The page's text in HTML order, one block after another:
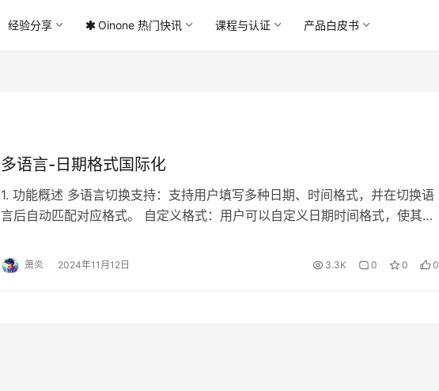
经验分享 Oinone 热门快讯 课程与认证 产品白皮书
多语言-日期格式国际化
1. 功能概述 多语言切换支持：支持用户填写多种日期、时间格式，并在切换语
言后自动匹配对应格式。 自定义格式：用户可以自定义日期时间格式，使其不
置：支持用户选择数字分组规则，实现千分位或分位的展示效果。 2. 详细配置
说明 2.1. 多语言切换 – 创建语言 步骤： 进入“创建语言”页面： 依次选择资源
萧炎 2024年11月12日 3.3K 0 0 0